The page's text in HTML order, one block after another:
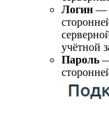
Логин —
учётной
Пароль